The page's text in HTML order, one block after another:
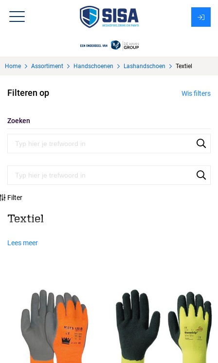
Over Sisa
KMS
Uitzendbureau?
Home Assortiment Handschoenen Lashandschoen Textiel
Filteren op Wis filters
Zoeken
Filter
Textiel
Lees meer